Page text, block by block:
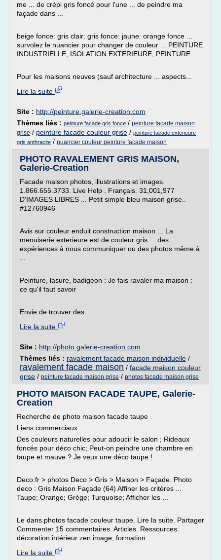
me ... de crépi gris foncé pour l'une ... de peindre ma
façade dans ...
beige fonce: gris clair: gris fonce: jaune: orange fonce ...
survolez le nuancier pour changer de couleur ... PEINTURE
INDUSTRIELLE; ISOLATION EXTERIEURE; PEINTURE ...
Pour les maisons neuves (sauf architecture ... aspects...
Lire la suite
Site : http://peinture.galerie-creation.com
Thèmes liés : peinture facade gris fonce / peinture facade maison
grise / peinture facade couleur grise / peinture facade exterieure
gris anthracite / nuancier couleur peinture facade maison
PHOTO RAVALEMENT GRIS MAISON,
Galerie-Creation
Facade maison photos, illustrations et images.
1.866.655.3733. Live Help . Français. 31,001,977
D'IMAGES LIBRES ... Petit simple bleu maison grise..
#12760946
Avis sur couleur enduit construction maison ... La
menuiserie exterieure est de couleur gris ... des
expériences à nous communiquer ou des photos même à
Peinture, lasure, badigeon : Je fais ravaler ma maison :
ce qu'il faut savoir
Envie de trouver des...
Lire la suite
Site : http://photo.galerie-creation.com
Thèmes liés : ravalement facade maison individuelle /
ravalement facade maison / facade maison couleur
grise / peinture facade maison grise / photos facade maison grise
PHOTO MAISON FACADE TAUPE, Galerie-
Creation
Recherche de photo maison facade taupe
Liens commerciaux
Des couleurs naturelles pour adoucir le salon ; Rideaux
foncés pour déco chic; Peut-on peindre une chambre en
taupe et mauve ? Je veux une déco taupe !
Deco.fr > photos Deco > Gris > Maison > Façade. Photo
deco : Gris Maison Façade (64) Affiner les critères ...
Taupe; Orange; Grège; Turquoise; Afficher les ...
Le dans photos facade couleur taupe. Lire la suite. Partager
Commenter 15 commentaires. Articles. Ressources.
décoration intérieur zen image; formation...
Lire la suite